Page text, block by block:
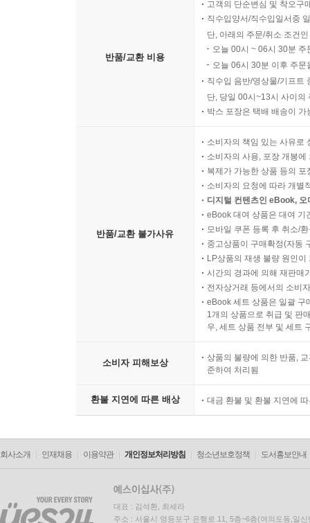
반품/교환 비용
고객의 단순변심 및 착오구
직수입양서/직수입일서중
단, 아래의 주문/취소 조건
오늘 00시 ~ 06시 30분
오늘 06시 30분 이후 주
직수입 음반/영상물/기프트
단, 당일 00시~13시 사이의
박스 포장은 택배 배송이
반품/교환 불가사유
소비자의 책임 있는 사유로
소비자의 사용, 포장 개봉
복제가 가능한 상품 등의
소비자의 요청에 따라 개별
디지털 컨텐츠인 eBook,
eBook 대여 상품은 대여 기
모바일 쿠폰 등록 후 취소/
중고상품이 구매확정(자동
LP상품의 재생 불량 원인
시간의 경과에 의해 재판매
전자상거래 등에서의 소비
eBook 세트 상품은 일괄 구
1개의 상품으로 취급 및 판
우, 세트 상품 전부 및 세트
소비자 피해보상
상품의 불량에 의한 반품,
준하여 처리됨
환불 지연에 따른 배상 대금 환불 및 환불 지연에
회사소개 인재채용 이용약관 개인정보처리방침 청소년보호정책 도서홍보안내
대표 : 김석환, 최세라
주소 : 서울시 영등포구 은행로 11, 5층~6층(여의도동,일신